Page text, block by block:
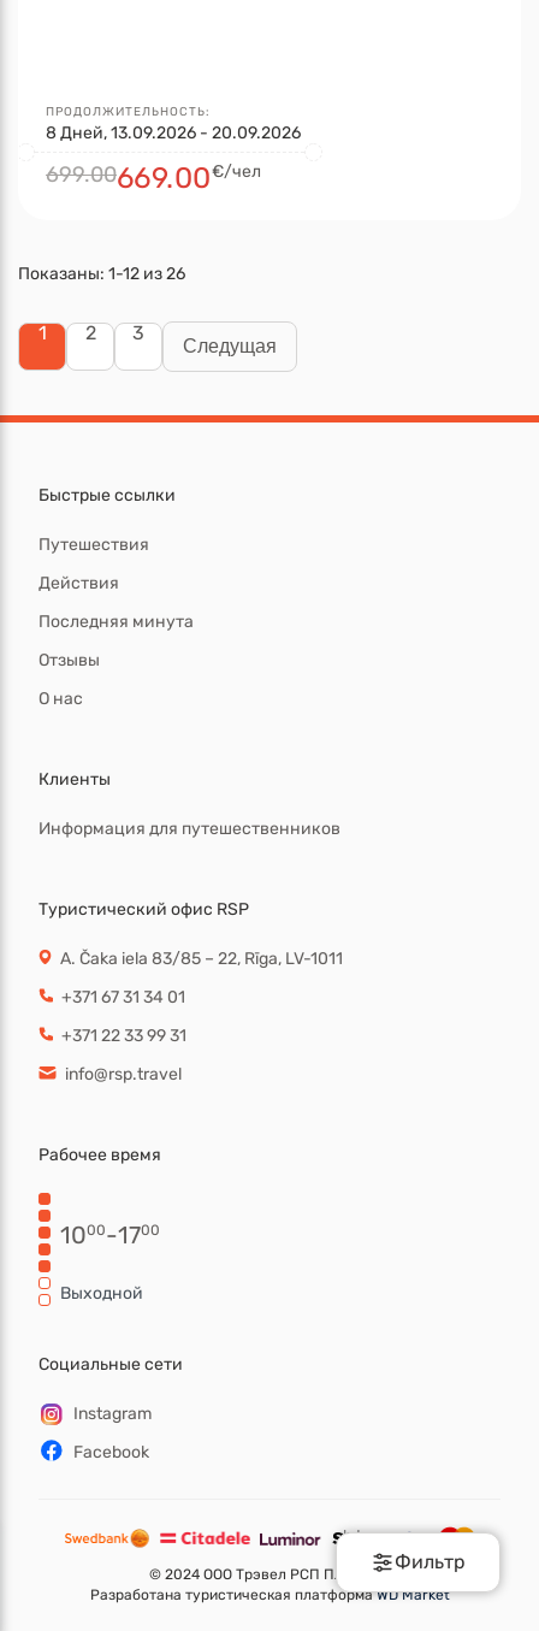
Фильтр
ПРОДОЛЖИТЕЛЬНОСТЬ:
8 Дней, 13.09.2026 - 20.09.2026
699.00669.00€/чел
1 2 3
Следущая
Показаны: 1-12 из26
Быстрые ссылки
Путешествия
Действия
Последняя минута
Отзывы
О нас
Клиенты
Информация для путешественников
Туристический офис RSP
A. Čaka iela 83/85 – 22, Rīga, LV-1011
+371 67 31 34 01
+371 22 33 99 31
info@rsp.travel
Рабочее время
1000-1700
Выходной
Социальные сети
Instagram
Facebook
© 2024 ООО Трэвел РСП ПЛЮС.
Разработана туристическая платформаWD Market